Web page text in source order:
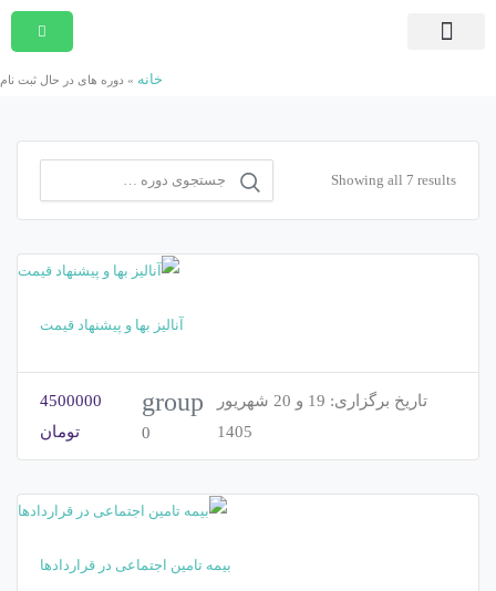
خانه » دوره های در حال ثبت نام
Showing all 7 results
آنالیز بها و پیشنهاد قیمت
تاریخ برگزاری:
19 و 20 شهریور
1405
group
0
4500000
تومان
بیمه تامین اجتماعی در قراردادها